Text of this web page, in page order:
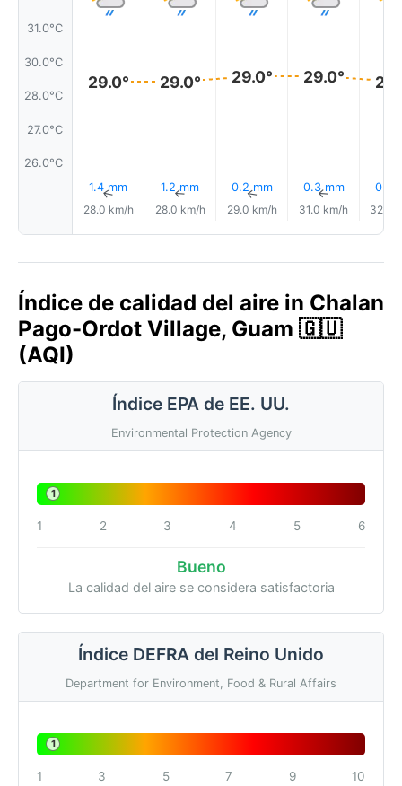
31.0°C
30.0°C
28.0°C
27.0°C
26.0°C
29.0°
1.4 mm
↑
28.0 km/h
29.0°
1.2 mm
↑
28.0 km/h
29.0°
0.2 mm
↑
29.0 km/h
29.0°
0.3 mm
↑
31.0 km/h
0.8
32.0
Índice de calidad del aire in Chalan
Pago-Ordot Village, Guam 🇬🇺
(AQI)
Índice EPA de EE. UU.
Environmental Protection Agency
1
1 2 3 4 5 6
Bueno
La calidad del aire se considera satisfactoria
Índice DEFRA del Reino Unido
Department for Environment, Food & Rural Affairs
1
1 3 5 7 9 10